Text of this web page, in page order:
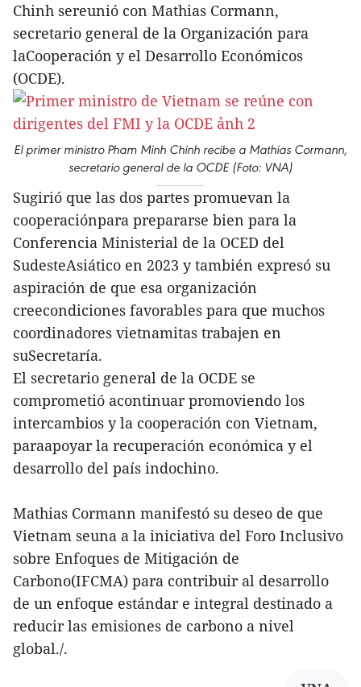
Chinh sereunió con Mathias Cormann,
secretario general de la Organización para
laCooperación y el Desarrollo Económicos
(OCDE).
El primer ministro Pham Minh Chinh recibe a Mathias Cormann,
secretario general de la OCDE (Foto: VNA)
Sugirió que las dos partes promuevan la
cooperaciónpara prepararse bien para la
Conferencia Ministerial de la OCED del
SudesteAsiático en 2023 y también expresó su
aspiración de que esa organización
creecondiciones favorables para que muchos
coordinadores vietnamitas trabajen en
suSecretaría.
El secretario general de la OCDE se
comprometió acontinuar promoviendo los
intercambios y la cooperación con Vietnam,
paraapoyar la recuperación económica y el
desarrollo del país indochino.
Mathias Cormann manifestó su deseo de que
Vietnam seuna a la iniciativa del Foro Inclusivo
sobre Enfoques de Mitigación de
Carbono(IFCMA) para contribuir al desarrollo
de un enfoque estándar e integral destinado a
reducir las emisiones de carbono a nivel
global./.